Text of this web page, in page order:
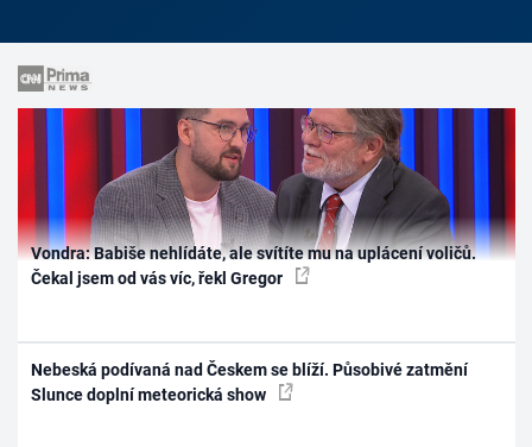
Vondra: Babiše nehlídáte, ale svítíte mu na uplácení voličů.
Čekal jsem od vás víc, řekl Gregor
Nebeská podívaná nad Českem se blíží. Působivé zatmění
Slunce doplní meteorická show